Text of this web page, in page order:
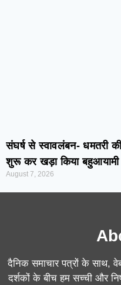
संघर्ष से स्वावलंबन- धमतरी
शुरू कर खड़ा किया बहुआयामी
August 7, 2026
दैनिक समाचार पत्रों के साथ,
दर्शकों के बीच हम सच्ची और